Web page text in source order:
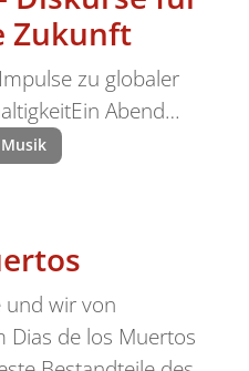
Zukunft
zu globaler
Abend…
Musik
und wir von
Dias de los Muertos